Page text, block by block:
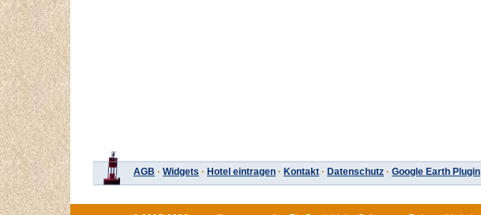
AGB · Widgets · Hotel eintragen · Kontakt · Datenschutz · Google Earth Plugin